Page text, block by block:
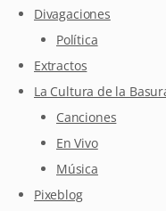
Divagaciones
Política
Extractos
La Cultura de la
Canciones
En Vivo
Música
Pixeblog